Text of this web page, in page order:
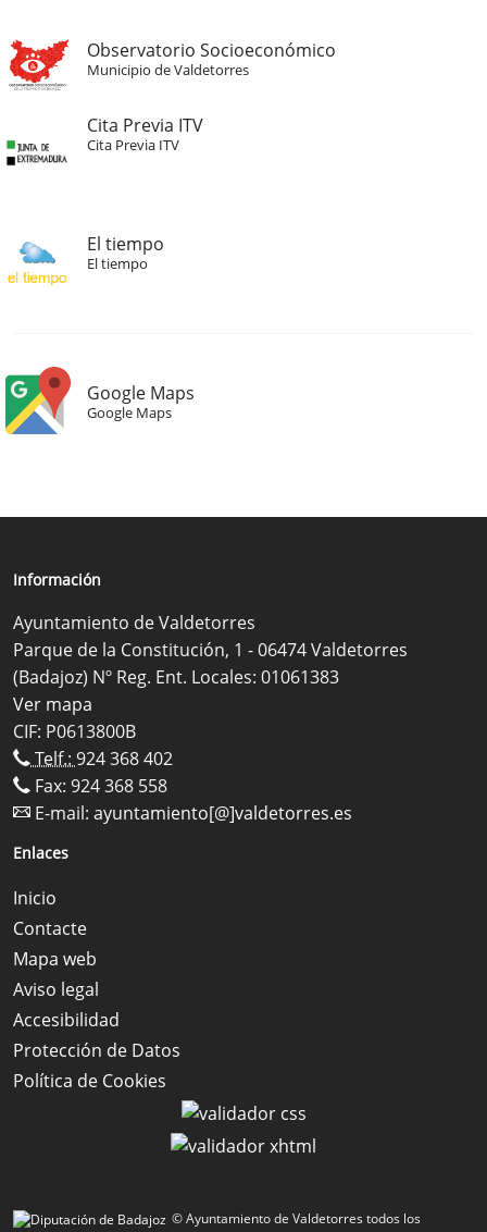
Observatorio Socioeconómico
Municipio de Valdetorres
Cita Previa ITV
Cita Previa ITV
El tiempo
El tiempo
Google Maps
Google Maps
Información
Ayuntamiento de Valdetorres
Parque de la Constitución, 1 - 06474 Valdetorres
(Badajoz) Nº Reg. Ent. Locales: 01061383
Ver mapa
CIF: P0613800B
Telf.: 924 368 402
Fax: 924 368 558
E-mail: ayuntamiento[@]valdetorres.es
Enlaces
Inicio
Contacte
Mapa web
Aviso legal
Accesibilidad
Protección de Datos
Política de Cookies
© Ayuntamiento de Valdetorres todos los